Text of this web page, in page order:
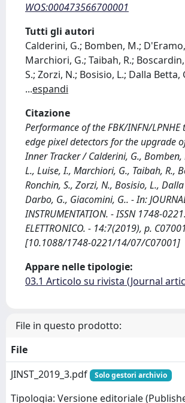
WOS:000473566700001
Tutti gli autori
Calderini, G.; Bomben, M.;
Marchiori, G.; Taibah, R.;
S.; Zorzi, N.; Bosisio, L.; Dalla Betta,
...espandi
Citazione
Performance of the FBK/INFN/LPNHE
edge pixel detectors for the upgrade
Inner Tracker / Calderini, G., Bomben,
L., Luise, I., Marchiori, G., Taibah, R.,
Ronchin, S., Zorzi, N., Bosisio, L.,
Darbo, G., Giacomini, G.. - In:
INSTRUMENTATION. - ISSN 1748-
ELETTRONICO. - 14:7(2019), p.
[10.1088/1748-0221/14/07/C07001]
Appare nelle tipologie:
03.1 Articolo su rivista (Journal
File in questo prodotto:
File
JINST_2019_3.pdf
Solo gestori archivio
Tipologia: Versione editoriale